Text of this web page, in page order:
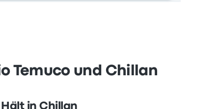
Temuco und Chillan
Hält in Chillan